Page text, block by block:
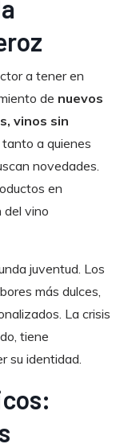
a tener en
de nuevos
vinos sin
a quienes
novedades.
en
del vino
juventud. Los
más dulces,
La crisis
tiene
su identidad.